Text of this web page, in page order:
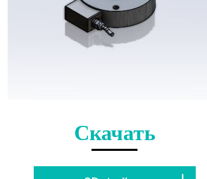
Скачать